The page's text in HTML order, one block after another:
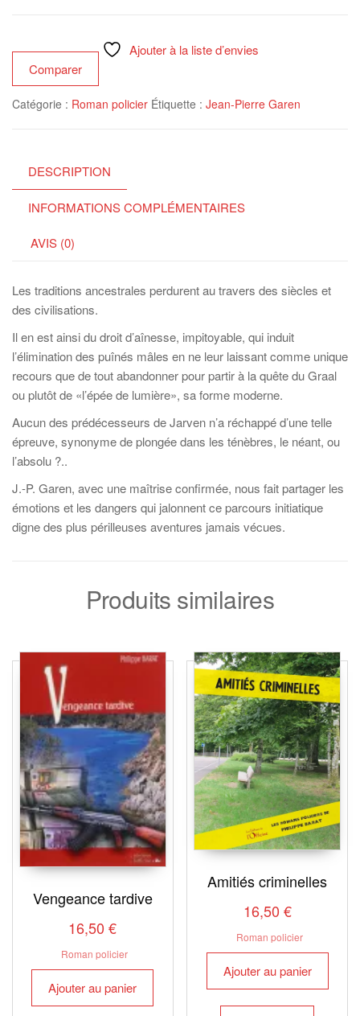
lumière
Ajouter à la liste d’envies
Comparer
Catégorie : Roman policier Étiquette : Jean-Pierre Garen
DESCRIPTION
INFORMATIONS COMPLÉMENTAIRES
AVIS (0)
Les traditions ancestrales perdurent au travers des siècles et
des civilisations.
Il en est ainsi du droit d’aînesse, impitoyable, qui induit
l’élimination des puînés mâles en ne leur laissant comme unique
recours que de tout abandonner pour partir à la quête du Graal
ou plutôt de «l’épée de lumière», sa forme moderne.
Aucun des prédécesseurs de Jarven n’a réchappé d’une telle
épreuve, synonyme de plongée dans les ténèbres, le néant, ou
l’absolu ?..
J.-P. Garen, avec une maîtrise confirmée, nous fait partager les
émotions et les dangers qui jalonnent ce parcours initiatique
digne des plus périlleuses aventures jamais vécues.
Produits similaires
Vengeance tardive
16,50€
Roman policier
Ajouter au panier
Amitiés criminelles
16,50 €
Roman policier
Ajouter au panier